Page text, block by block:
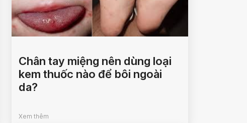
Chân tay miệng nên dùng loại
kem thuốc nào để bôi ngoài
da?
Xem thêm